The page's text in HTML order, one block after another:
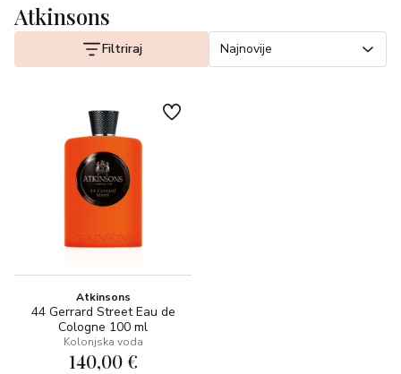
Atkinsons
Filtriraj Najnovije
Atkinsons
44 Gerrard Street Eau de
Cologne 100 ml
Kolonjska voda
140,00 €